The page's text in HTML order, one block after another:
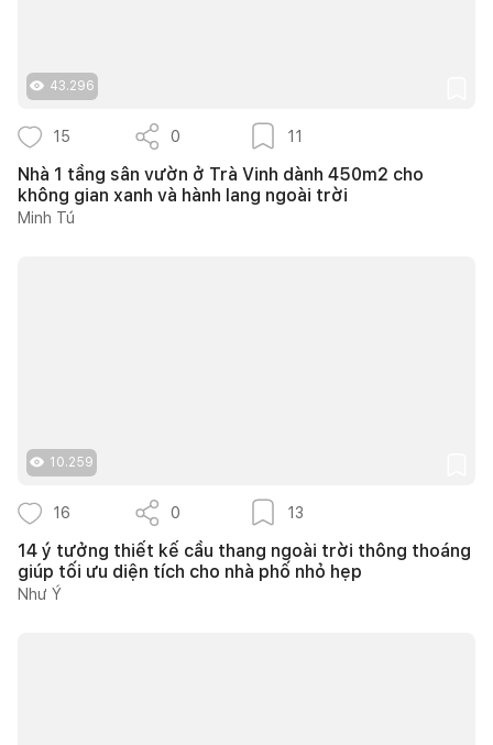
43.296
15 0 11
Nhà 1 tầng sân vườn ở Trà Vinh dành 450m2 cho
không gian xanh và hành lang ngoài trời
Minh Tú
10.259
16 0 13
14 ý tưởng thiết kế cầu thang ngoài trời thông thoáng
giúp tối ưu diện tích cho nhà phố nhỏ hẹp
Như Ý